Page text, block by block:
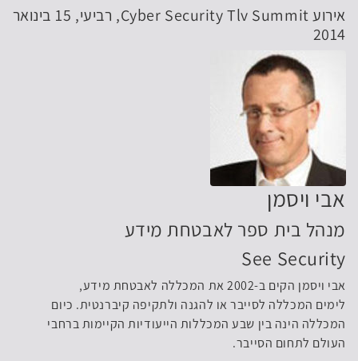
אירוע Cyber Security Tlv Summit, רביעי, 15 בינואר
2014
אבי ויסמן
מנהל בית ספר לאבטחת מידע
See Security
אבי ויסמן הקים ב-2002 את המכללה לאבטחת מידע,
לימים המכללה לסייבר או להגנה ולתקיפה קיברנטית. כיום
המכללה הינה בין שבע המכללות הייעודיות הקיימות ברחבי
העולם לתחום הסייבר.